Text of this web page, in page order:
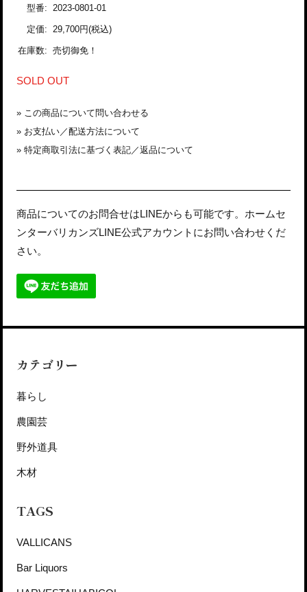
型番: 2023-0801-01
定価: 29,700円(税込)
在庫数: 売切御免！
SOLD OUT
» この商品について問い合わせる
» お支払い／配送方法について
» 特定商取引法に基づく表記／返品について
商品についてのお問合せはLINEからも可能です。ホームセ
ンターバリカンズLINE公式アカウントにお問い合わせくだ
さい。
カテゴリー
暮らし
農園芸
野外道具
木材
TAGS
VALLICANS
Bar Liquors